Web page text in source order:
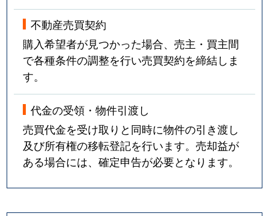
不動産売買契約
購入希望者が見つかった場合、売主・買主間
で各種条件の調整を行い売買契約を締結しま
す。
代金の受領・物件引渡し
売買代金を受け取りと同時に物件の引き渡し
及び所有権の移転登記を行います。売却益が
ある場合には、確定申告が必要となります。